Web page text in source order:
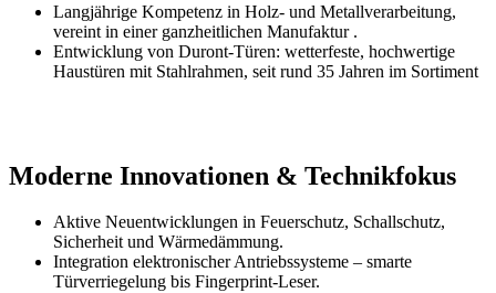
Langjährige Kompetenz in Holz- und Metallverarbeitung,
vereint in einer ganzheitlichen Manufaktur .
Entwicklung von Duront-Türen: wetterfeste, hochwertige
Haustüren mit Stahlrahmen, seit rund 35 Jahren im Sortiment
Moderne Innovationen & Technikfokus
Aktive Neuentwicklungen in Feuerschutz, Schallschutz,
Sicherheit und Wärmedämmung.
Integration elektronischer Antriebssysteme – smarte
Türverriegelung bis Fingerprint-Leser.